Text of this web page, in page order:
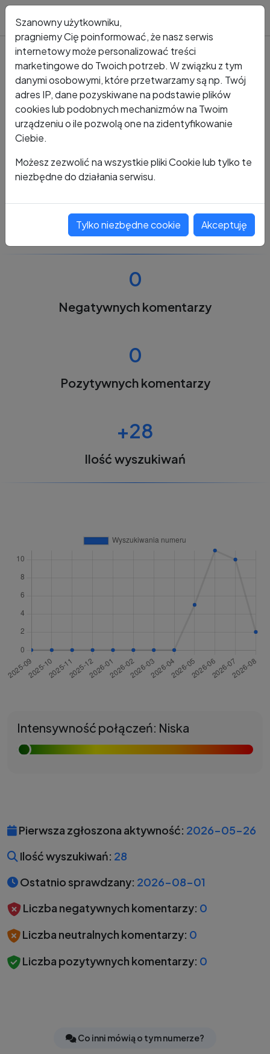
Kto dzwonił? Numer +48 485 031 473
+48 485 031 473
0
Negatywnych komentarzy
0
Pozytywnych komentarzy
+28
Ilość wyszukiwań
Intensywność połączeń: Niska
Pierwsza zgłoszona aktywność: 2026-05-26
Ilość wyszukiwań: 28
Ostatnio sprawdzany: 2026-08-01
Liczba negatywnych komentarzy: 0
Liczba neutralnych komentarzy: 0
Liczba pozytywnych komentarzy: 0
Co inni mówią o tym numerze?
Szanowny użytkowniku,
pragniemy Cię poinformować, że nasz serwis
internetowy może personalizować treści
marketingowe do Twoich potrzeb. W związku z tym
danymi osobowymi, które przetwarzamy są np. Twój
adres IP, dane pozyskiwane na podstawie plików
cookies lub podobnych mechanizmów na Twoim
urządzeniu o ile pozwolą one na zidentyfikowanie
Ciebie.
Możesz zezwolić na wszystkie pliki Cookie lub tylko te
niezbędne do działania serwisu.
Tylko niezbędne cookie Akceptuję